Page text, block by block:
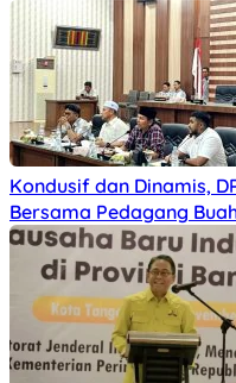
Kondusif dan Dinamis,
Bersama Pedagang